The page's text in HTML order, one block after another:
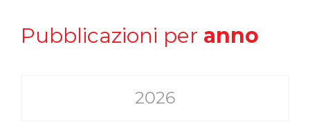
Pubblicazioni per anno
2026